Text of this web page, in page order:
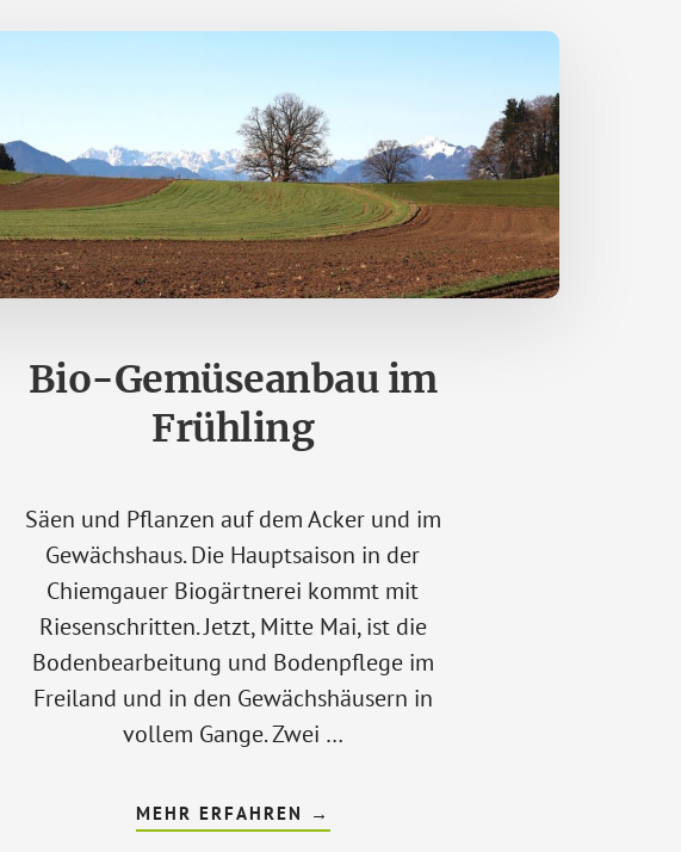
Bio-Gemüseanbau im
Frühling
Säen und Pflanzen auf dem Acker und im
Gewächshaus. Die Hauptsaison in der
Chiemgauer Biogärtnerei kommt mit
Riesenschritten. Jetzt, Mitte Mai, ist die
Bodenbearbeitung und Bodenpflege im
Freiland und in den Gewächshäusern in
vollem Gange. Zwei …
MEHR ERFAHREN ÜBERBIO-
GEMÜSEANBAU
→